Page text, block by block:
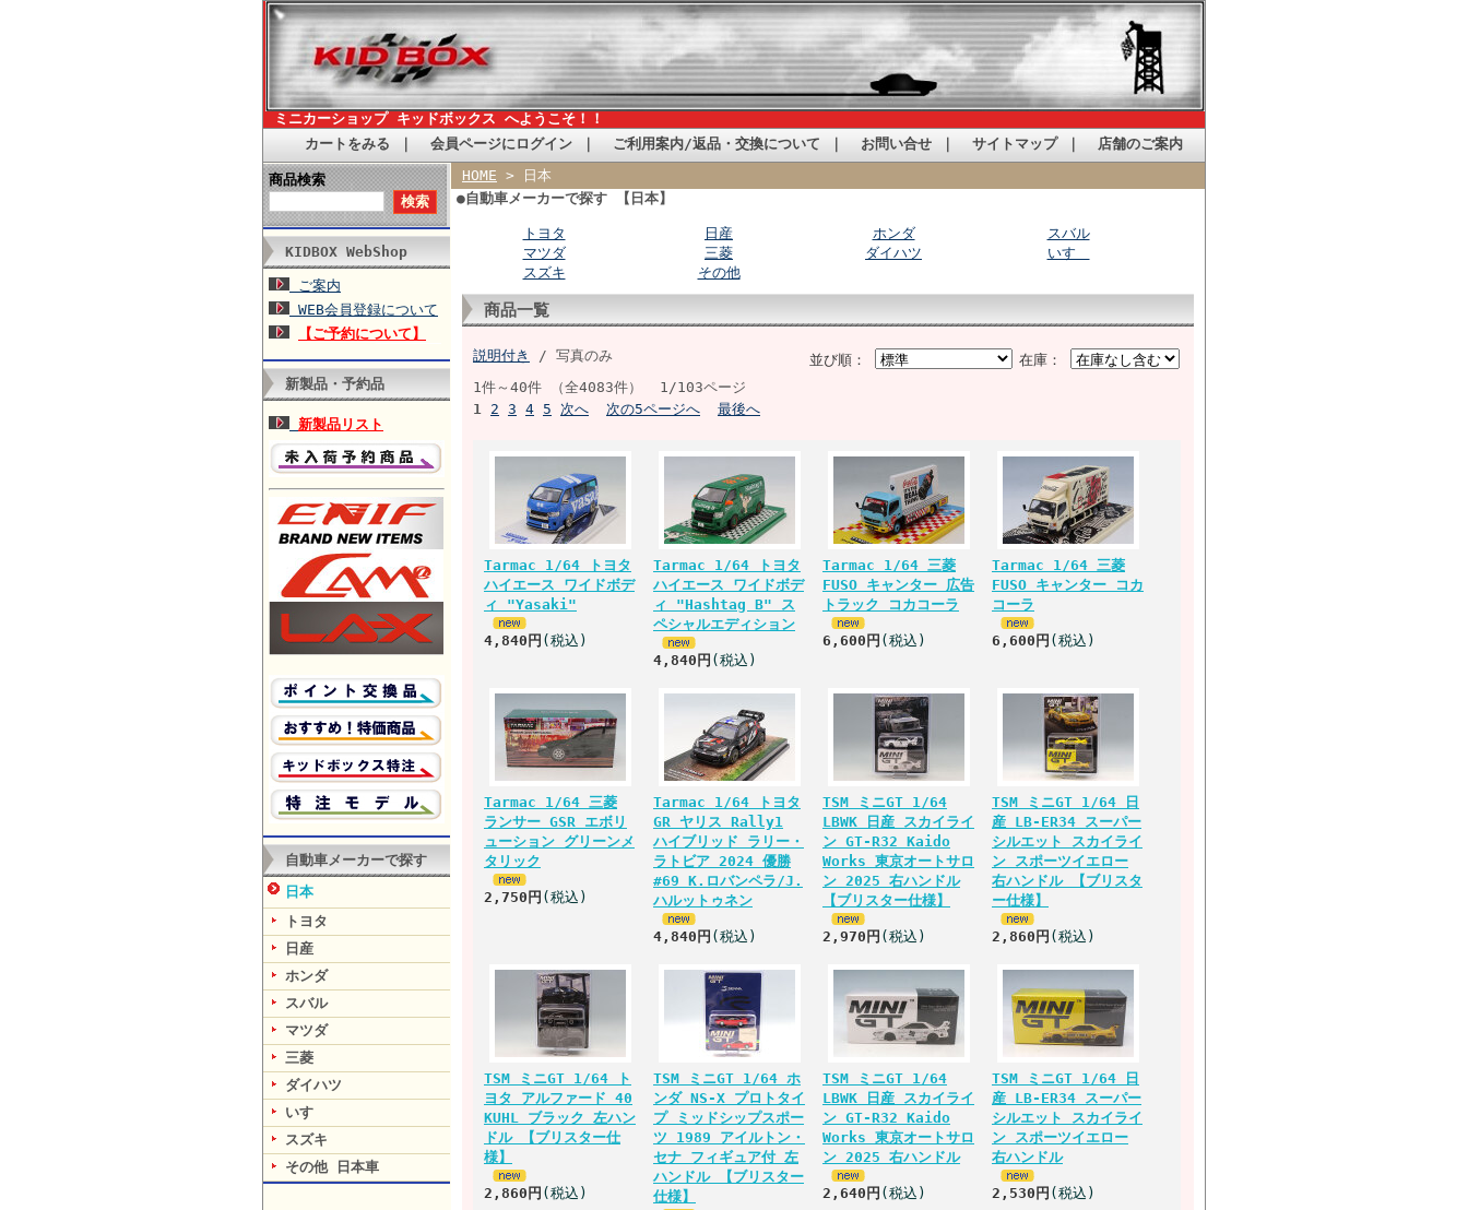
ミニカーショップ キッドボックス へようこそ！！
カートをみる
会員ページにログイン ご利用案内/返品・交換について お問い合せ サイトマップ｜ 店舗のご案内
商品検索
KIDBOX WebShop
ご案内
WEB会員登録について
【ご予約について】
新製品・予約品
新製品リスト
自動車メーカーで探す
日本
トヨタ
日産
ホンダ
スバル
マツダ
三菱
ダイハツ
いすゞ
スズキ
その他 日本車
HOME > 日本
●自動車メーカーで探す 【日本】
トヨタ 日産 ホンダ
スバル
マツダ
三菱 ダイハツ
いすゞ
スズキ
その他
商品一覧
在庫：
並び順：
説明付き
/ 写真のみ
1件～40件 （全4083件） 1/103ページ
1 2 3 4 5 次へ 次の5ページへ 最後へ
Tarmac 1/64 トヨタ
ハイエース ワイドボデ
ィ "Yasaki"
4,840円 (税込)
Tarmac 1/64 トヨタ
ハイエース ワイドボデ
ィ "Hashtag B" ス
ペシャルエディション
4,840円 (税込)
Tarmac 1/64 三菱
FUSO キャンター 広告
トラック コカコーラ
6,600円 (税込)
Tarmac 1/64 三菱
FUSO キャンター コカ
コーラ
6,600円 (税込)
Tarmac 1/64 三菱
ランサー GSR エボリ
ューション グリーンメ
タリック
2,750円 (税込)
Tarmac 1/64 トヨタ
GR ヤリス Rally1
ハイブリッド ラリー・
ラトビア 2024 優勝
#69 K.ロバンペラ/J.
ハルットゥネン
4,840円 (税込)
TSM ミニGT 1/64
LBWK 日産 スカイライ
ン GT-R32 Kaido
Works 東京オートサロ
ン 2025 右ハンドル
【ブリスター仕様】
2,970円 (税込)
TSM ミニGT 1/64 日
産 LB-ER34 スーパー
シルエット スカイライ
ン スポーツイエロー
右ハンドル 【ブリスタ
ー仕様】
2,860円 (税込)
TSM ミニGT 1/64 ト
ヨタ アルファード 40
KUHL ブラック 左ハン
ドル 【ブリスター仕
様】
2,860円 (税込)
TSM ミニGT 1/64 ホ
ンダ NS-X プロトタイ
プ ミッドシップスポー
ツ 1989 アイルトン・
セナ フィギュア付 左
ハンドル 【ブリスター
仕様】
TSM ミニGT 1/64
LBWK 日産 スカイライ
ン GT-R32 Kaido
Works 東京オートサロ
ン 2025 右ハンドル
2,640円 (税込)
TSM ミニGT 1/64 日
産 LB-ER34 スーパー
シルエット スカイライ
ン スポーツイエロー
右ハンドル
2,530円 (税込)